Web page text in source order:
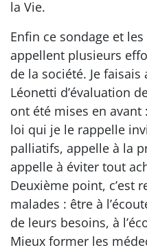
la Vie.
Enfin ce sondage et
appellent plusieurs
de la société. Je
Léonetti d’évaluation
ont été mises en
loi qui je le rappelle
palliatifs, appelle à la
appelle à éviter tout
Deuxième point, c’est
malades : être à
de leurs besoins, à
Mieux former les